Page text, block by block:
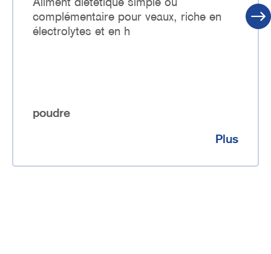
complémentaire pour veaux, riche en
électrolytes et en h
poudre
Plus